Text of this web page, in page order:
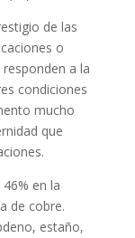
de las
o
a la
condiciones
mucho
que
en la
de cobre.
estaño,